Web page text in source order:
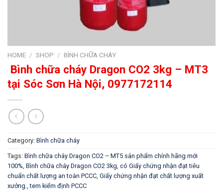
HOME / SHOP / BÌNH CHỮA CHÁY
Bình chữa cháy Dragon CO2 3kg – MT3
tại Sóc Sơn Hà Nội, 0977172114
Category: Bình chữa cháy
Tags: Bình chữa cháy Dragon CO2 – MT5 sản phẩm chính hãng mới
100% Bình chữa cháy Dragon CO2 3kg có Giấy chứng nhận đạt tiêu
chuẩn chất lượng an toàn PCCC Giấy chứng nhận đạt chất lượng xuất
xưởng. ,tem kiểm định PCCC